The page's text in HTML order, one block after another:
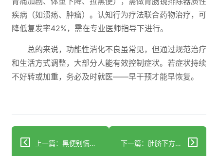
疾病（如溃疡、肿瘤）。认知行为疗法联合药物治疗，可
降低复发率42%，需在专业医师指导下进行。
总的来说，功能性消化不良虽常见，但通过规范治疗
和生活方式调整，大部分人能有效控制症状。若症状持续
不好转或加重，务必及时就医——早干预才能早恢复。
上一篇：黑便别慌！分清生理性病理性3步自查关键信号 下一篇：肚脐下方隐痛别硬扛：3种病因自查与科学应对